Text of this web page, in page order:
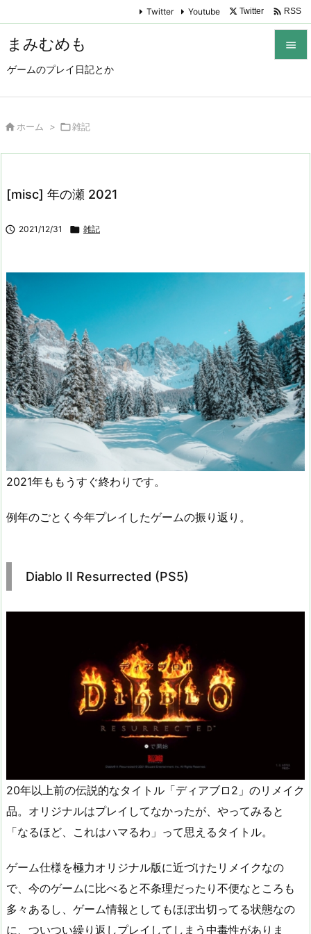
まみむめも
ゲームのプレイ日記とか

Twitter Youtube Twitter  RSS
 ホーム > 雑記
[misc] 年の瀬 2021
 2021/12/31  雑記
2021年ももうすぐ終わりです。
例年のごとく今年プレイしたゲームの振り返り。
Diablo II Resurrected (PS5)
20年以上前の伝説的なタイトル「ディアブロ2」のリメイク
品。オリジナルはプレイしてなかったが、やってみると
「なるほど、これはハマるわ」って思えるタイトル。
ゲーム仕様を極力オリジナル版に近づけたリメイクなの
で、今のゲームに比べると不条理だったり不便なところも
多々あるし、ゲーム情報としてもほぼ出切ってる状態なの
に、ついつい繰り返しプレイしてしまう中毒性がありま